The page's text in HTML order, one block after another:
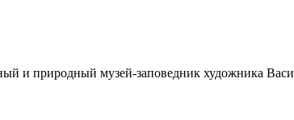
и природный музей-заповедник художника